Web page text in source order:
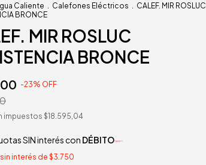
Caliente Calefones Eléctricos
CALEF. MIR ROSLUC
BRONCE
MIR ROSLUC
BRONCE
-23% OFF
impuestos $18.595,04
SIN interés con DÉBITO
interés de $3.750